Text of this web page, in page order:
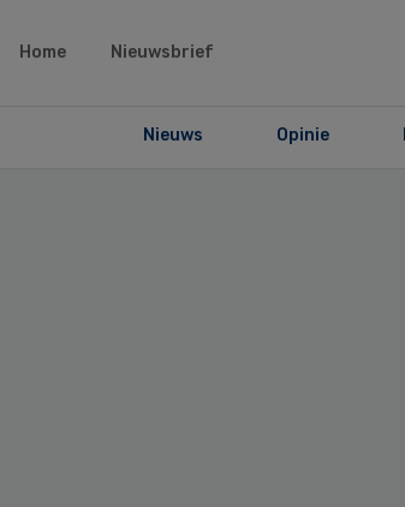
Home Nieuwsbrief
Nieuws Opinie